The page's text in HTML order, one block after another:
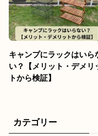
キャンプにラックはいら
い？【メリット・デメリ
トから検証】
カテゴリー